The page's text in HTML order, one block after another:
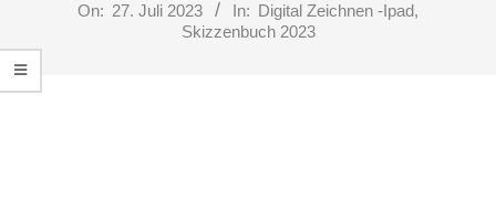
On: 27. Juli 2023 In: Digital Zeichnen -Ipad,
Skizzenbuch 2023